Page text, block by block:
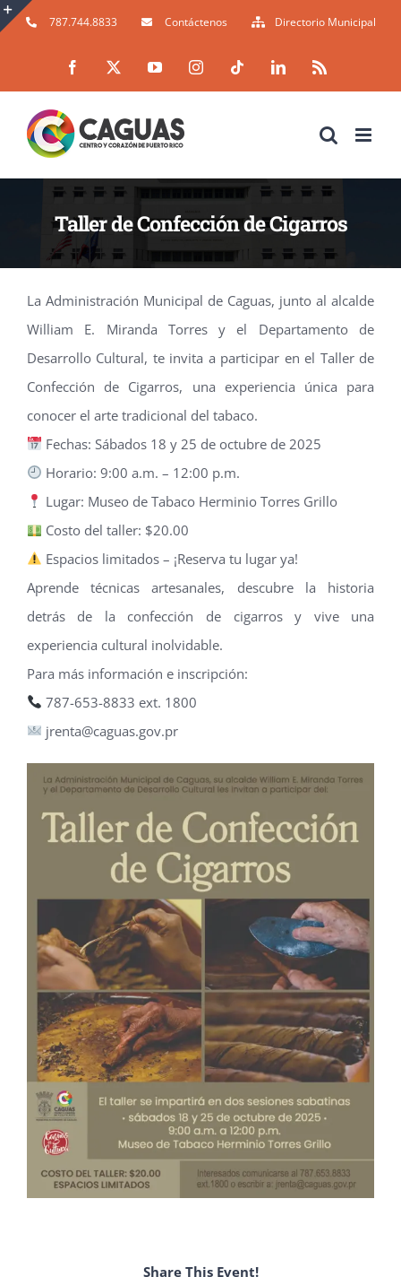
Skip
787.744.8833 Contáctenos Directorio Municipal
Facebook YouTubeInstagramTiktok LinkedIn
Taller de Confección de Cigarros
La Administración Municipal de Caguas, junto al alcalde
William E. Miranda Torres y el Departamento de
Desarrollo Cultural, te invita a participar en el Taller de
Confección de Cigarros, una experiencia única para
conocer el arte tradicional del tabaco.
Fechas: Sábados 18 y 25 de octubre de 2025
Horario: 9:00 a.m. – 12:00 p.m.
Lugar: Museo de Tabaco Herminio Torres Grillo
Costo del taller: $20.00
Espacios limitados – ¡Reserva tu lugar ya!
Aprende técnicas artesanales, descubre la historia
detrás de la confección de cigarros y vive una
experiencia cultural inolvidable.
Para más información e inscripción:
787-653-8833 ext. 1800
jrenta@caguas.gov.pr
Share This Event!